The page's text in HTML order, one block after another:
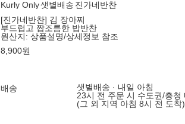
Kurly Only샛별배송 진가네반찬
[진가네반찬] 김 장아찌
부드럽고 짭조름한 밥반찬
원산지: 상품설명/상세정보 참조
8,900원
배송
샛별배송 · 내일 아침
23시 전 주문 시 수도권/충
(그 외 지역 아침 8시 전 도착)